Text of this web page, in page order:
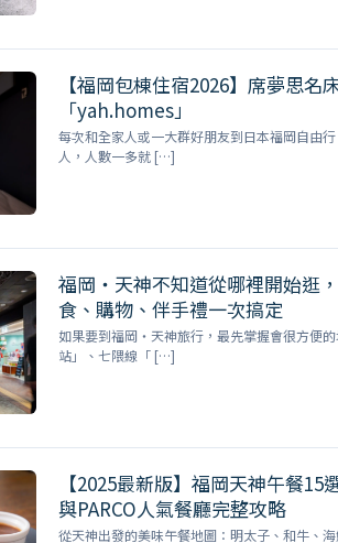
【福岡包棟住宿2026】席夢思
「yah.homes」
每次和全家人或一大群好朋友到日本福岡自由
人，人數一多就 […]
福岡・天神不知道從哪裡開始逛
食、購物、伴手禮一次搞定
如果要到福岡・天神旅行，最先掌握會很方便
站」、七隈線「 […]
【2025最新版】福岡天神午餐
與PARCO人氣餐廳完整攻略
從天神出發的美味午餐地圖：明太子、和牛、